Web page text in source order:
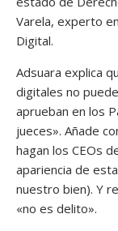
Varela, experto
Digital.
Adsuara explica
digitales no
aprueban en los
jueces». Añade
hagan los CEOs
apariencia de
nuestro bien). Y
«no es delito».